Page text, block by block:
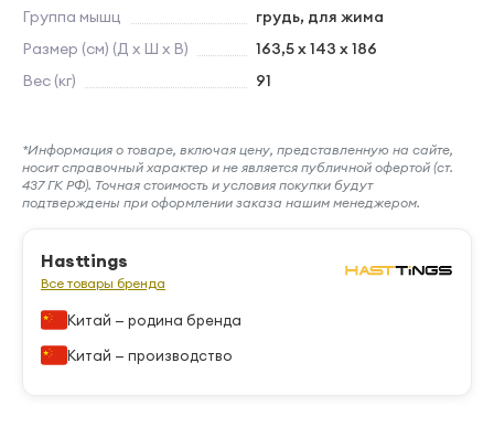
Группа мышц
грудь, для жима
Размер (см) (Д х Ш х В)
163,5 х 143 х 186
Вес (кг)
91
*Информация о товаре, включая цену, представленную на сайте,
носит справочный характер и не является публичной офертой (ст.
437 ГК РФ). Точная стоимость и условия покупки будут
подтверждены при оформлении заказа нашим менеджером.
Hasttings
Все товары бренда
Китай — родина бренда
Китай — производство